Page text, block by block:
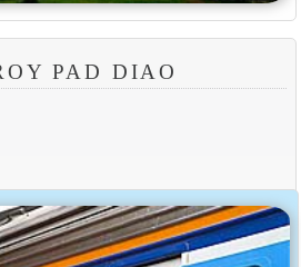
PAD DIAO